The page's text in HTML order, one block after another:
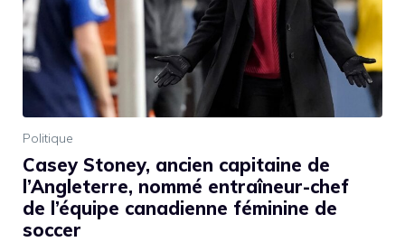
Politique
Casey Stoney, ancien capitaine de
l’Angleterre, nommé entraîneur-chef
de l’équipe canadienne féminine de
soccer